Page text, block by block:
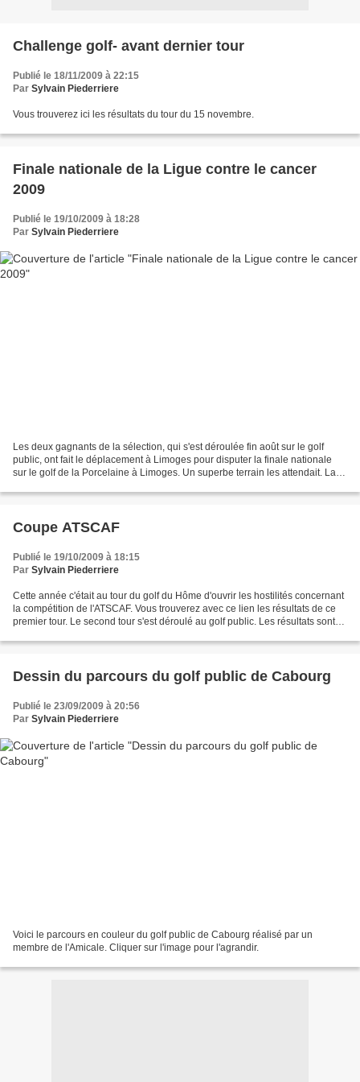
Challenge golf- avant dernier tour
Publié le 18/11/2009 à 22:15
Par Sylvain Piederriere
Vous trouverez ici les résultats du tour du 15 novembre.
Finale nationale de la Ligue contre le cancer
2009
Publié le 19/10/2009 à 18:28
Par Sylvain Piederriere
Les deux gagnants de la sélection, qui s'est déroulée fin août sur le golf
public, ont fait le déplacement à Limoges pour disputer la finale nationale
sur le golf de la Porcelaine à Limoges. Un superbe terrain les attendait. La
Coupe ATSCAF
Publié le 19/10/2009 à 18:15
Par Sylvain Piederriere
Cette année c'était au tour du golf du Hôme d'ouvrir les hostilités concernant
la compétition de l'ATSCAF. Vous trouverez avec ce lien les résultats de ce
premier tour. Le second tour s'est déroulé au golf public. Les résultats sont
Dessin du parcours du golf public de Cabourg
Publié le 23/09/2009 à 20:56
Par Sylvain Piederriere
Voici le parcours en couleur du golf public de Cabourg réalisé par un
membre de l'Amicale. Cliquer sur l'image pour l'agrandir.